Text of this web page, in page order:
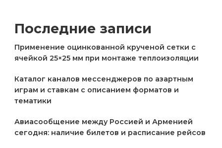
Последние записи
Применение оцинкованной крученой сетки с
ячейкой 25×25 мм при монтаже теплоизоляции
Каталог каналов мессенджеров по азартным
играм и ставкам с описанием форматов и
тематики
Авиасообщение между Россией и Арменией
сегодня: наличие билетов и расписание рейсов